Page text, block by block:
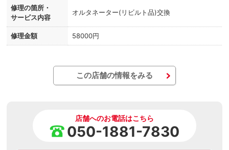
修理の箇所・
サービス内容
オルタネーター(リビルト品)交換
修理金額 58000円
この店舗の情報をみる
店舗へのお電話はこちら
050-1881-7830